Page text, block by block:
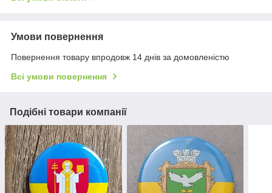
Умови повернення
Повернення товару впродовж 14 днів за домовленістю
Всі умови повернення
Подібні товари компанії